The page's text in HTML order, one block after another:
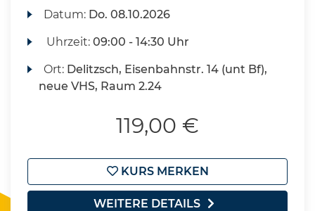
Datum: Do. 08.10.2026
Uhrzeit:09:00 - 14:30 Uhr
Ort: Delitzsch, Eisenbahnstr. 14 (unt Bf),
neue VHS, Raum 2.24
119,00 €
KURS MERKEN
WEITERE DETAILS